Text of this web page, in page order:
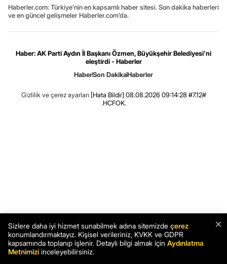
Haberler.com: Türkiye’nin en kapsamlı haber sitesi. Son dakika haberleri
ve en güncel gelişmeler Haberler.com’da.
Haber: AK Parti Aydın İl Başkanı Özmen, Büyükşehir Belediyesi'ni
eleştirdi - Haberler
HaberSon DakikaHaberler
Gizlilik ve çerez ayarları [Hata Bildir] 08.08.2026 09:14:28 #7.12#
.HCFOK.
×
Sizlere daha iyi hizmet sunabilmek adına sitemizde çerez
konumlandırmaktayız. Kişisel verileriniz, KVKK ve GDPR
kapsamında toplanıp işlenir. Detaylı bilgi almak için Aydınlatma
Metnimizi inceleyebilirsiniz.